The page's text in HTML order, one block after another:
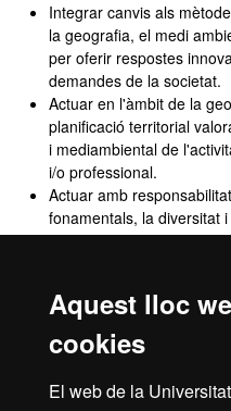
Aquest lloc
cookies
El web de la
Integrar canvis als
la geografia, el medi
per oferir respostes
demandes de la societat.
Actuar en l'àmbit de la
planificació territorial
i mediambiental de
i/o professional.
Actuar amb
fonamentals, la diversitat
Identificar i avaluar en
Comunicar de forma clara
relacionada amb la
planificació territorial i
Gestionar amb iniciativa,